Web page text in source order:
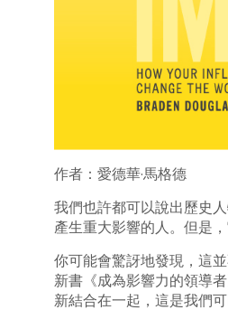
作者：愛德華·馬格德
我們也許都可以說出歷史
產生重大影響的人。但是
你可能會驚訝地發現，這
新書《成為影響力的領導
新結合在一起，這是我們